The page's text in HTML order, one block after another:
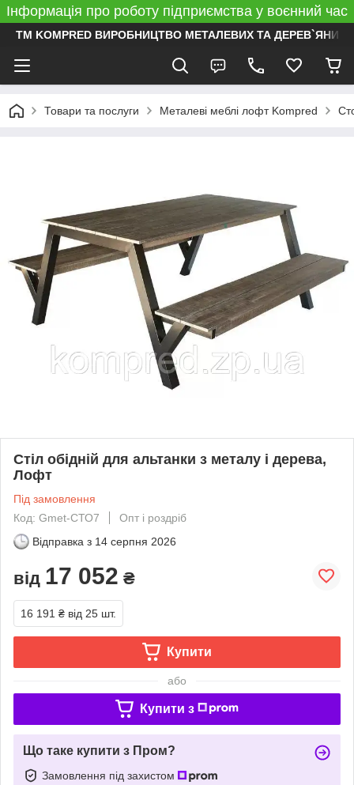
Інформація про роботу підприємства у воєнний час
ТМ KOMPRED ВИРОБНИЦТВО МЕТАЛЕВИХ ТА ДЕРЕВ`ЯНИХ
Товари та послуги Металеві меблі лофт Kompred
Стіл обідній для альтанки з металу і дерева,
Лофт
Під замовлення
Код: Gmet-СТО7
Опт і роздріб
Відправка з 14 серпня 2026
від 17 052 ₴
16 191 ₴ від 25 шт.
Купити
або
Купити з
Що таке купити з Пром?
Замовлення під захистом